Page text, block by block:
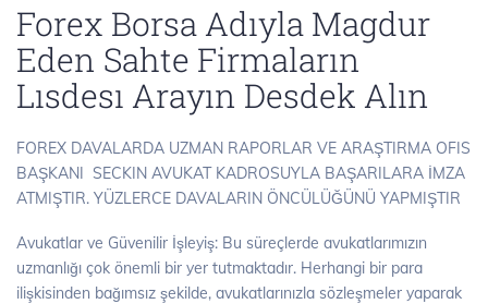
Forex Borsa Adıyla Magdur
Eden Sahte Firmaların
Lısdesı Arayın Desdek Alın
FOREX DAVALARDA UZMAN RAPORLAR VE ARAŞTIRMA OFIS
BAŞKANI SECKIN AVUKAT KADROSUYLA BAŞARILARA İMZA
ATMIŞTIR. YÜZLERCE DAVALARIN ÖNCÜLÜĞÜNÜ YAPMIŞTIR
Avukatlar ve Güvenilir İşleyiş: Bu süreçlerde avukatlarımızın
uzmanlığı çok önemli bir yer tutmaktadır. Herhangi bir para
ilişkisinden bağımsız şekilde, avukatlarınızla sözleşmeler yaparak